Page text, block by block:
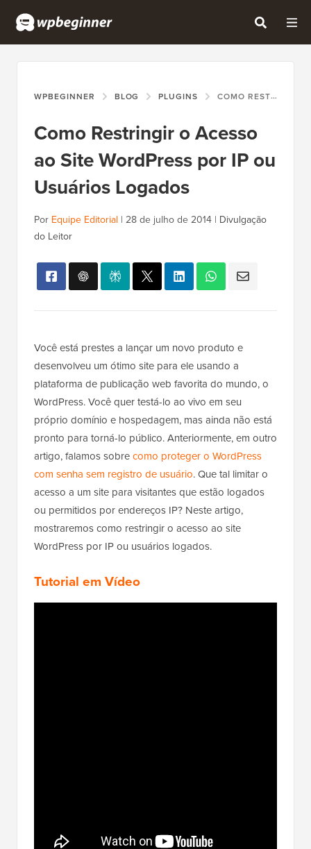
WPBEGINNER BLOG PLUGINS COMO RESTRINGIR O ACESSO AO SITE WORDPRESS POR IP OU USUÁRIOS LOGADOS
Como Restringir o Acesso
ao Site WordPress por IP ou
Usuários Logados
Por Equipe Editorial | 28 de julho de 2014 | Divulgação
do Leitor
Você está prestes a lançar um novo produto e
desenvolveu um ótimo site para ele usando a
plataforma de publicação web favorita do mundo, o
WordPress. Você quer testá-lo ao vivo em seu
próprio domínio e hospedagem, mas ainda não está
pronto para torná-lo público. Anteriormente, em outro
artigo, falamos sobrecomo proteger o WordPress
com senha sem registro de usuário. Que tal limitar o
acesso a um site para visitantes que estão logados
ou permitidos por endereços IP? Neste artigo,
mostraremos como restringir o acesso ao site
WordPress por IP ou usuários logados.
Tutorial em Vídeo